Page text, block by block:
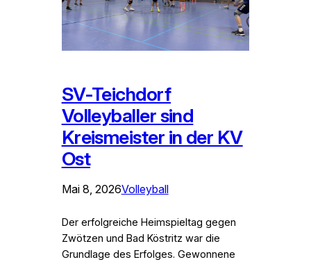
SV-Teichdorf
Volleyballer sind
Kreismeister in der KV
Ost
Mai 8, 2026Volleyball
Der erfolgreiche Heimspieltag gegen
Zwötzen und Bad Köstritz war die
Grundlage des Erfolges. Gewonnene